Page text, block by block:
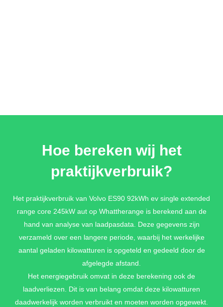
Hoe bereken wij het
praktijkverbruik?
Het praktijkverbruik van Volvo ES90 92kWh ev single extended
range core 245kW aut op Whattherange is berekend aan de
hand van analyse van laadpasdata. Deze gegevens zijn
verzameld over een langere periode, waarbij het werkelijke
aantal geladen kilowatturen is opgeteld en gedeeld door de
afgelegde afstand.
Het energiegebruik omvat in deze berekening ook de
laadverliezen. Dit is van belang omdat deze kilowatturen
daadwerkelijk worden verbruikt en moeten worden opgewekt.